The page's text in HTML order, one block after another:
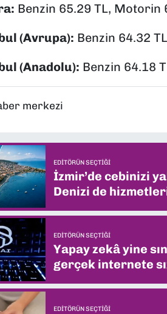
Benzin 65.29 TL, Motorin
(Avrupa): Benzin 64.32
(Anadolu): Benzin 64.18
merkezi
EDITÖRÜN SEÇTIĞI
İzmir’de cebinizi
Denizi de
EDITÖRÜN SEÇTIĞI
Yapay zekâ yine
gerçek internete
EDITÖRÜN SEÇTIĞI